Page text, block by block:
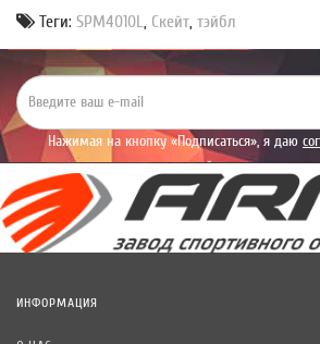
Теги: SPМ4010L, Скейт, тэйбл
Нажимая на кнопку «Подписаться», я даю
уведомлений рекламного
ИНФОРМАЦИЯ